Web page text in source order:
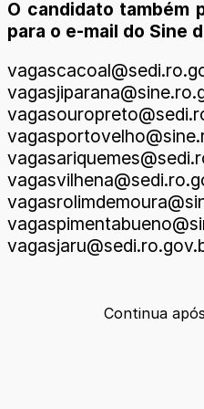
O candidato também
para o e-mail do Sine
Continua